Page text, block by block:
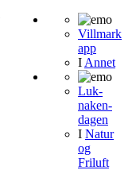
Villmark
app
I Annet
Luk-
naken-
dagen
I Natur
og
Friluft